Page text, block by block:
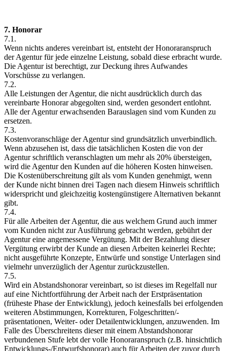
7. Honorar
7.1.
Wenn nichts anderes vereinbart ist, entsteht der Honoraranspruch
der Agentur für jede einzelne Leistung, sobald diese erbracht wurde.
Die Agentur ist berechtigt, zur Deckung ihres Aufwandes
Vorschüsse zu verlangen.
7.2.
Alle Leistungen der Agentur, die nicht ausdrücklich durch das
vereinbarte Honorar abgegolten sind, werden gesondert entlohnt.
Alle der Agentur erwachsenden Barauslagen sind vom Kunden zu
ersetzen.
7.3.
Kostenvoranschläge der Agentur sind grundsätzlich unverbindlich.
Wenn abzusehen ist, dass die tatsächlichen Kosten die von der
Agentur schriftlich veranschlagten um mehr als 20% übersteigen,
wird die Agentur den Kunden auf die höheren Kosten hinweisen.
Die Kostenüberschreitung gilt als vom Kunden genehmigt, wenn
der Kunde nicht binnen drei Tagen nach diesem Hinweis schriftlich
widerspricht und gleichzeitig kostengünstigere Alternativen bekannt
gibt.
7.4.
Für alle Arbeiten der Agentur, die aus welchem Grund auch immer
vom Kunden nicht zur Ausführung gebracht werden, gebührt der
Agentur eine angemessene Vergütung. Mit der Bezahlung dieser
Vergütung erwirbt der Kunde an diesen Arbeiten keinerlei Rechte;
nicht ausgeführte Konzepte, Entwürfe und sonstige Unterlagen sind
vielmehr unverzüglich der Agentur zurückzustellen.
7.5.
Wird ein Abstandshonorar vereinbart, so ist dieses im Regelfall nur
auf eine Nichtfortführung der Arbeit nach der Erstpräsentation
(früheste Phase der Entwicklung), jedoch keinesfalls bei erfolgenden
weiteren Abstimmungen, Korrekturen, Folgeschritten/-
präsentationen, Weiter- oder Detailentwicklungen, anzuwenden. Im
Falle des Überschreitens dieser mit einem Abstandshonorar
verbundenen Stufe lebt der volle Honoraranspruch (z.B. hinsichtlich
Entwicklungs-/Entwurfshonorar) auch für Arbeiten der zuvor durch